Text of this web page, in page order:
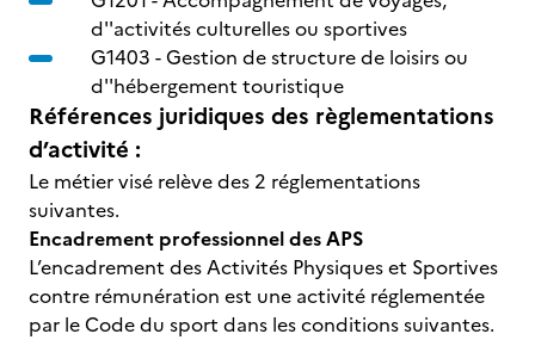
d''activités culturelles ou sportives
G1403 -Gestion de structure de loisirs ou
d''hébergement touristique
Références juridiques des règlementations
d’activité :
Le métier visé relève des 2 réglementations
suivantes.
Encadrement professionnel des APS
L’encadrement des Activités Physiques et Sportives
contre rémunération est une activité réglementée
par le Code du sport dans les conditions suivantes.